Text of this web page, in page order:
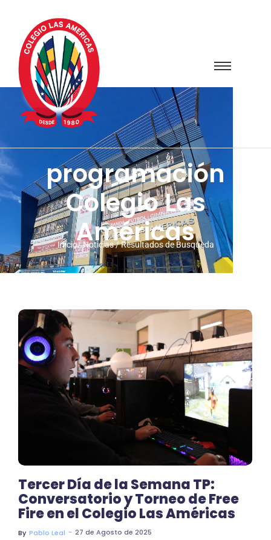
programación
Colegio Las
Américas
Inicio/ Noticias / Resultados de Busqueda
Tercer Día de la Semana TP:
Conversatorio y Torneo de Free
Fire en el Colegio Las Américas
By Pablo Leal ~ 27 de Agosto de 2025